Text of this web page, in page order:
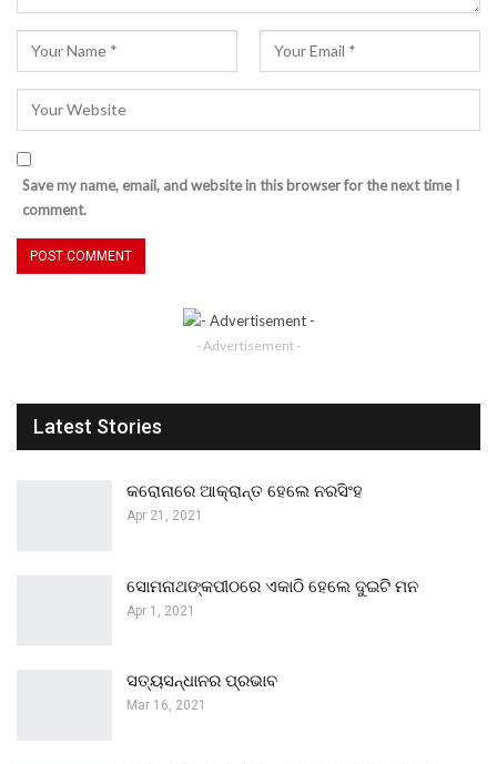
Save my name, email, and website in this browser for the next time I
comment.
- Advertisement -
Latest Stories
କରୋନାରେ ଆକ୍ରାନ୍ତ ହେଲେ ନରସିଂହ
Apr 21, 2021
ସୋମନାଥଙ୍କପୀଠରେ ଏକାଠି ହେଲେ ଦୁଇଟି ମନ
Apr 1, 2021
ସତ୍ୟସନ୍ଧାନର ପ୍ରଭାବ
Mar 16, 2021